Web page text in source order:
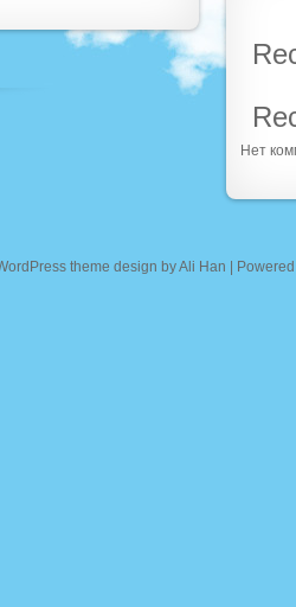
Нет
theme design byAli Han |